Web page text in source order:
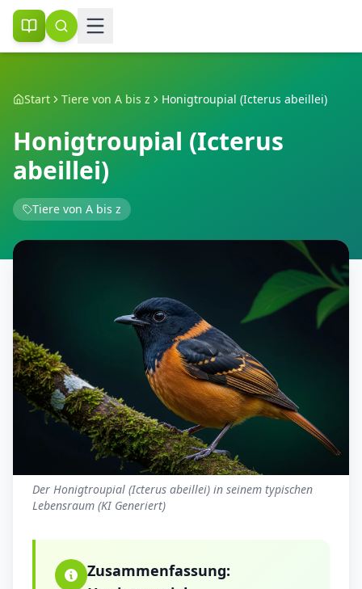
Start Tiere von A bis z Honigtroupial (Icterus abeillei)
Honigtroupial (Icterus
abeillei)
Tiere von A bis z
Der Honigtroupial (Icterus abeillei) in seinem typischen
Lebensraum (KI Generiert)
Zusammenfassung: